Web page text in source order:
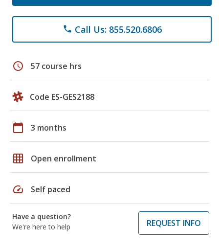
phone Call Us: 855.520.6806
schedule 57 course hrs
Code ES-GES2188
calendar_today 3 months
grid_on Open enrollment
speed Self paced
Have a question?
We're here to help
REQUEST INFO